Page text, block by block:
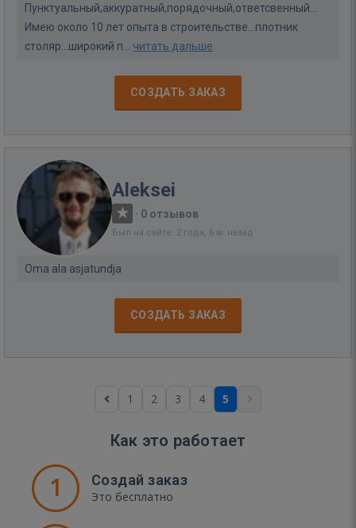
Пунктуальный,аккуратный,порядочный,ответсвенный...
Имею около 10 лет опыта в строительстве...плотник
столяр...широкий п... читать дальше
СОЗДАТЬ ЗАКАЗ
Aleksei
· 0 отзывов
Был на сайте: 2 года, 6 м. назад
Oma ala asjatundja
СОЗДАТЬ ЗАКАЗ
1 2 3 4 5
Как это работает
1 Создай заказ
Это бесплатно